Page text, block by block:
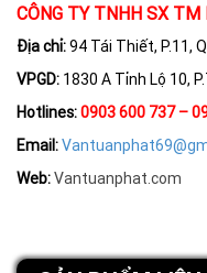
CÔNG TY TNHH SX
Địa chỉ:94 Tái Thiết, P.11,
VPGD: 1830 A Tỉnh Lộ 10,
Hotlines:0903 600 737 –
Email:
Web:Vantuanphat.com